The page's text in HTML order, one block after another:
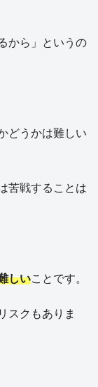
から」というの
どうかは難しい
苦戦することは
しいことです。
スクもありま